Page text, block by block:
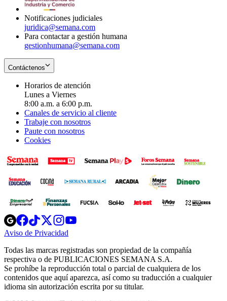
Notificaciones judiciales
juridica@semana.com
Para contactar a gestión humana
gestionhumana@semana.com
Contáctenos
Horarios de atención
Lunes a Viernes
8:00 a.m. a 6:00 p.m.
Canales de servicio al cliente
Trabaje con nosotros
Paute con nosotros
Cookies
Opens
in
new
Opens
in
new
Opens
in
new
window
Opens
new
windowwindow
Aviso de Privacidad
new
window
Todas las marcas registradas son propiedad de la compañía
respectiva o de PUBLICACIONES SEMANA S.A.
Se prohíbe la reproducción total o parcial de cualquiera de los
contenidos que aquí aparezca, así como su traducción a cualquier
idioma sin autorización escrita por su titular.